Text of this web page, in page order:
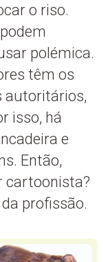
o riso.
polémica.
têm os
autoritários,
isso, há
e
Então,
cartoonista?
profissão.